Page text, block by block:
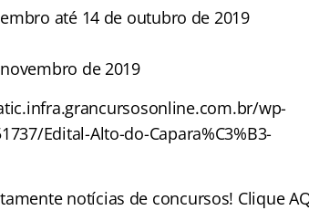
até 14 de outubro de 2019
de 2019
wp-
Edital-Alto-do-Capara%C3%B3-
notícias de concursos! Clique